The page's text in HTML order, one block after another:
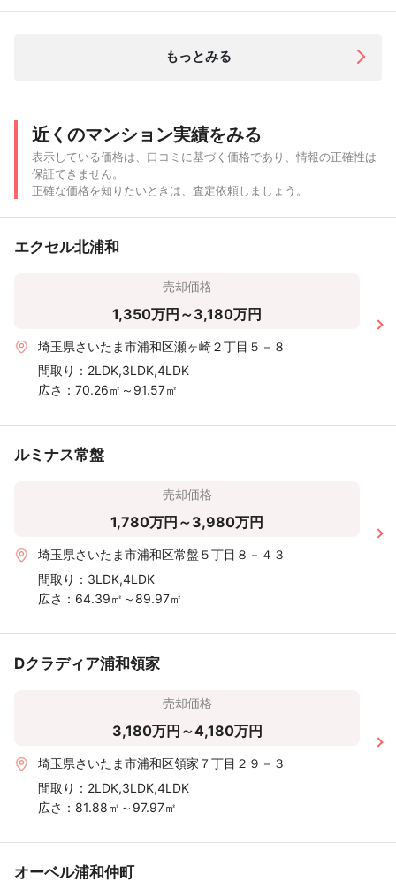
もっとみる
近くのマンション実績をみる
表示している価格は、口コミに基づく価格であり、情報の正確性は
保証できません。
正確な価格を知りたいときは、査定依頼しましょう。
エクセル北浦和
売却価格
1,350万円～3,180万円
埼玉県さいたま市浦和区瀬ヶ崎２丁目５－８
間取り： 2LDK,3LDK,4LDK
広さ： 70.26㎡～91.57㎡
ルミナス常盤
売却価格
1,780万円～3,980万円
埼玉県さいたま市浦和区常盤５丁目８－４３
間取り： 3LDK,4LDK
広さ： 64.39㎡～89.97㎡
Dクラディア浦和領家
売却価格
3,180万円～4,180万円
埼玉県さいたま市浦和区領家７丁目２９－３
間取り： 2LDK,3LDK,4LDK
広さ： 81.88㎡～97.97㎡
オーベル浦和仲町